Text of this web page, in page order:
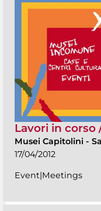
Lavori in
Musei Capitolini -
17/04/2012
Event|Meetings